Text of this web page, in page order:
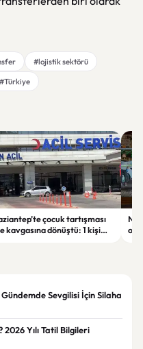
#lojistik sektörü
#Türkiye
çocuk tartışması
kavgasına dönüştü: 1 kişi
Sevgilisi İçin Silaha
Yılı Tatil Bilgileri